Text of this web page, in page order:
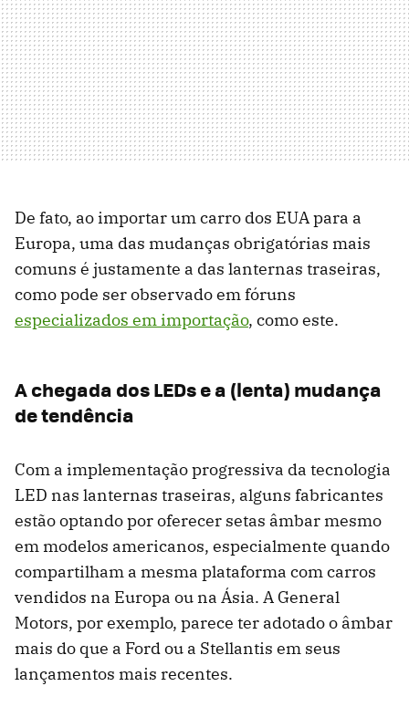
De fato, ao importar um carro dos EUA para a
Europa, uma das mudanças obrigatórias mais
comuns é justamente a das lanternas traseiras,
como pode ser observado em fóruns
especializados em importação, como este.
A chegada dos LEDs e a (lenta) mudança
de tendência
Com a implementação progressiva da tecnologia
LED nas lanternas traseiras, alguns fabricantes
estão optando por oferecer setas âmbar mesmo
em modelos americanos, especialmente quando
compartilham a mesma plataforma com carros
vendidos na Europa ou na Ásia. A General
Motors, por exemplo, parece ter adotado o âmbar
mais do que a Ford ou a Stellantis em seus
lançamentos mais recentes.